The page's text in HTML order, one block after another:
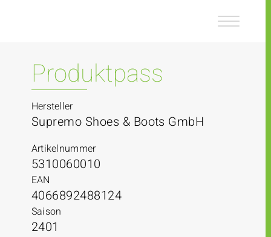
Produktpass
Hersteller
Supremo Shoes & Boots GmbH
Artikelnummer
5310060010
EAN
4066892488124
Saison
2401